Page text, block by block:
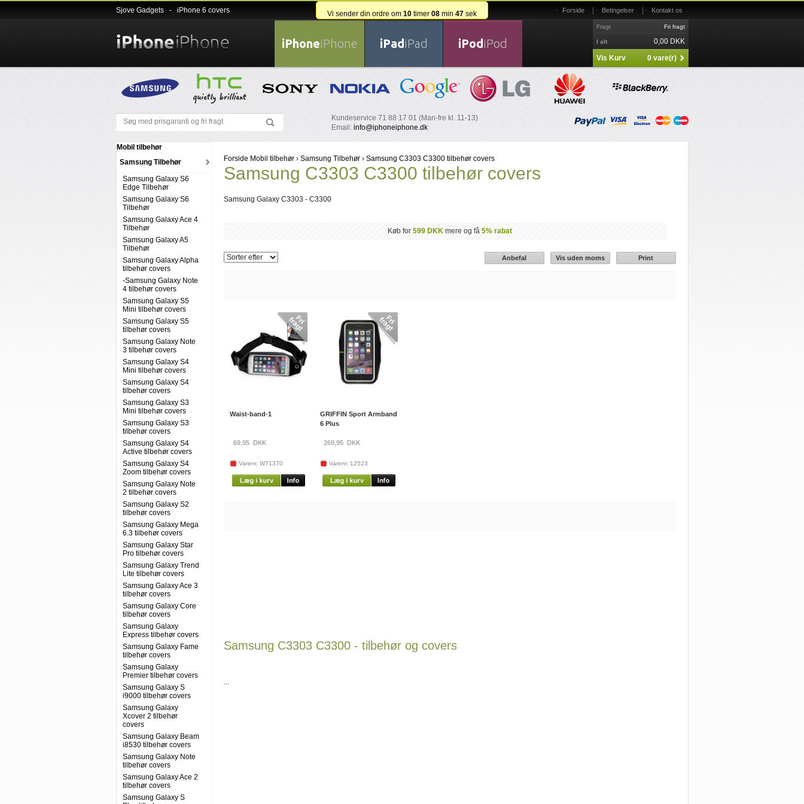
Sjove Gadgets- iPhone 6 covers Vi sender din ordre om 10timer 08min 47sek Forside Betingelser Kontakt os
Mobil tilbehør
Samsung Tilbehør
Samsung Galaxy S6
Edge Tilbehør
Samsung Galaxy S6
Tilbehør
Samsung Galaxy Ace 4
Tilbehør
Samsung Galaxy A5
Tilbehør
Samsung Galaxy Alpha
tilbehør covers
-Samsung Galaxy Note
4 tilbehør covers
Samsung Galaxy S5
Mini tilbehør covers
Samsung Galaxy S5
tilbehør covers
Samsung Galaxy Note
3 tilbehør covers
Samsung Galaxy S4
Mini tilbehør covers
Samsung Galaxy S4
tilbehør covers
Samsung Galaxy S3
Mini tilbehør covers
Samsung Galaxy S3
tilbehør covers
Samsung Galaxy S4
Active tilbehør covers
Samsung Galaxy S4
Zoom tilbehør covers
Samsung Galaxy Note
2 tilbehør covers
Samsung Galaxy S2
tilbehør covers
Samsung Galaxy Mega
6.3 tilbehør covers
Samsung Galaxy Star
Pro tilbehør covers
Samsung Galaxy Trend
Lite tilbehør covers
Samsung Galaxy Ace 3
tilbehør covers
Samsung Galaxy Core
tilbehør covers
Samsung Galaxy
Express tilbehør covers
Samsung Galaxy Fame
tilbehør covers
Samsung Galaxy
Premier tilbehør covers
Samsung Galaxy S
i9000 tilbehør covers
Samsung Galaxy
Xcover 2 tilbehør
covers
Samsung Galaxy Beam
i8530 tilbehør covers
Samsung Galaxy Note
tilbehør covers
Samsung Galaxy Ace 2
tilbehør covers
Samsung Galaxy S
iPhoneiPhone iPadiPad iPodiPod
Fragt Fri fragt
I alt
0,00 DKK
Vis Kurv
0 vare(r)
Kundeservice 71 88 17 01 (Man-fre kl. 11-13)
Email: info@iphoneiphone.dk
Forside Mobil tilbehør› Samsung Tilbehør› Samsung C3303 C3300 tilbehør covers
Samsung C3303 C3300 tilbehør covers
Samsung Galaxy C3303 - C3300
Køb for 599 DKKmere og få 5% rabat
Anbefal Vis uden moms Print
Waist-band-1
69,95 DKK
Varenr. W71370
GRIFFIN Sport Armband
6 Plus
269,95 DKK
Varenr. 12523
Samsung C3303 C3300 - tilbehør og covers
...